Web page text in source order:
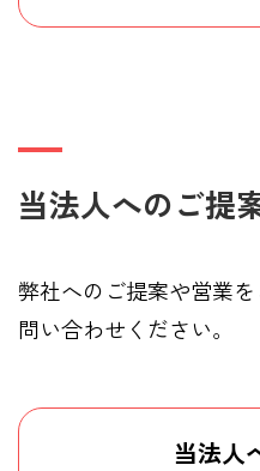
当法人へのご提
弊社へのご提案や営業
問い合わせください。
当法人